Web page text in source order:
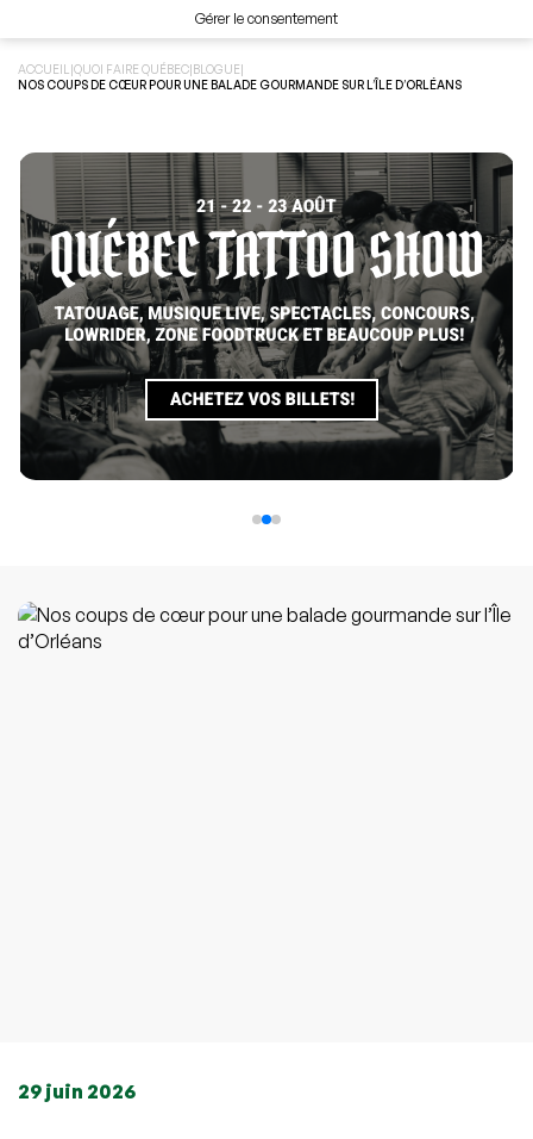
Gérer le consentement
ACCUEIL |QUOI FAIRE QUÉBEC|BLOGUE|
NOS COUPS DE CŒUR POUR UNE BALADE GOURMANDE SUR L’ÎLE D’ORLÉANS
29 juin 2026